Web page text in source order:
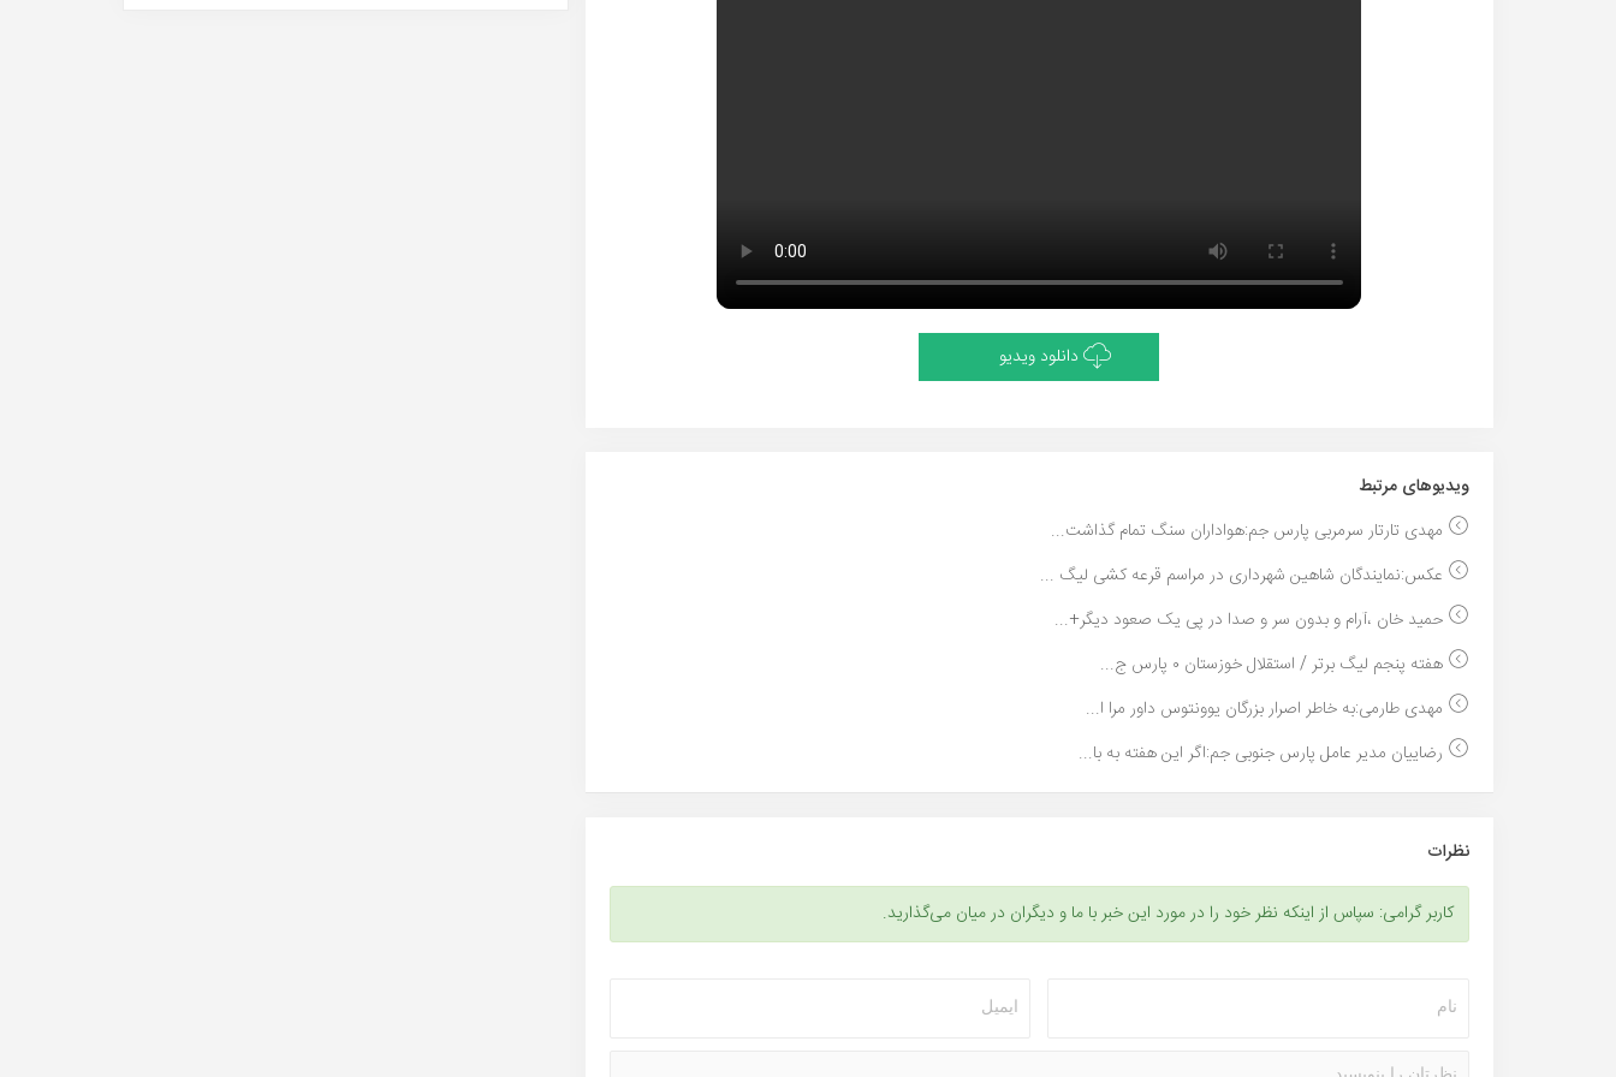
دانلود ویدیو
ویدیو‌های مرتبط
مهدی تارتار سرمربی پارس جم:هواداران سنگ تمام گذاشت...
عکس:نمایندگان شاهین شهرداری در مراسم قرعه کشی لیگ ...
حمید خان ،آرام و بدون سر و صدا در پی یک صعود دیگر+...
هفته پنجم لیگ برتر / استقلال خوزستان ۰ پارس ج...
مهدی طارمی:به خاطر اصرار بزرگان یوونتوس داور مرا ا...
رضاییان مدیر عامل پارس جنوبی جم:اگر این هفته به با...
نظرات
کاربر گرامی: سپاس از اینکه نظر خود را در مورد این خبر با ما و دیگران در میان می‌گذارید.